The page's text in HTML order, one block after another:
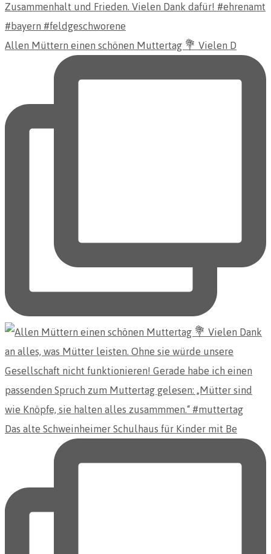
Allen Müttern einen schönen Muttertag 💐 Vielen D
Das alte Schweinheimer Schulhaus für Kinder mit Be